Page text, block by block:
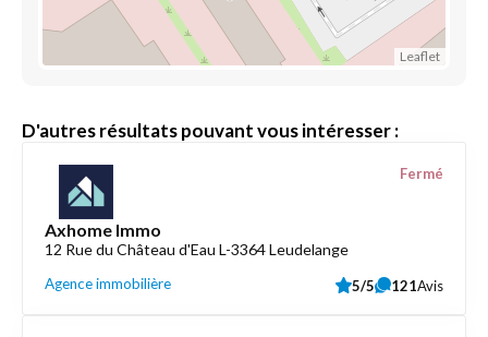
Leaflet
D'autres résultats pouvant vous intéresser :
Axhome Immo
12 Rue du Château d'Eau L-3364 Leudelange
Agence immobilière
Fermé
5/5 121Avis